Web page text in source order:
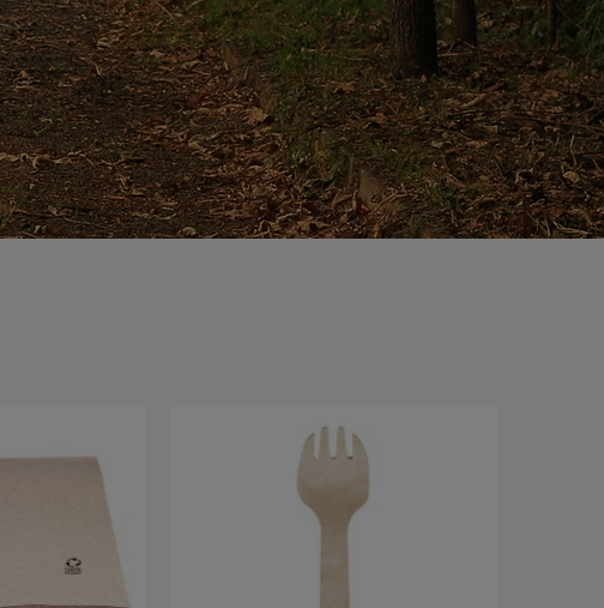
Platos Biodegradables